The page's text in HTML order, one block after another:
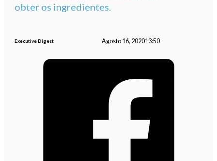
obter os ingredientes.
Executive Digest Agosto 16, 202013:50